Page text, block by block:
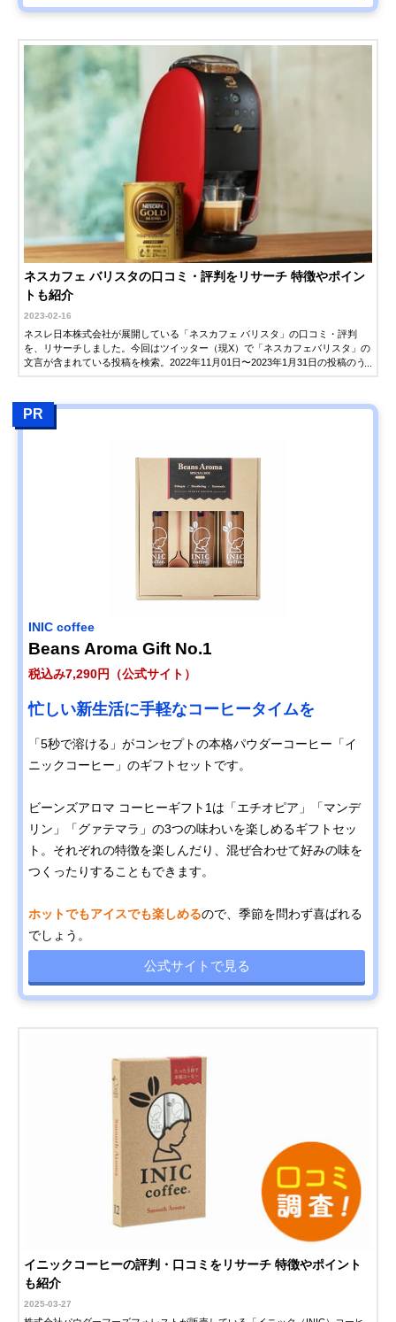
ネスカフェ バリスタの口コミ・評判をリサーチ 特徴やポイン
トも紹介
2023-02-16
ネスレ日本株式会社が展開している「ネスカフェ バリスタ」の口コミ・評判
を、リサーチしました。今回はツイッター（現X）で「ネスカフェバリスタ」の
文言が含まれている投稿を検索。2022年11月01日〜2023年1月31日の投稿のう
にしてください。
PR
INIC coffee
Beans Aroma Gift No.1
税込み7,290円（公式サイト）
忙しい新生活に手軽なコーヒータイムを
「5秒で溶ける」がコンセプトの本格パウダーコーヒー「イ
ニックコーヒー」のギフトセットです。
ビーンズアロマ コーヒーギフト1は「エチオピア」「マンデ
リン」「グァテマラ」の3つの味わいを楽しめるギフトセッ
ト。それぞれの特徴を楽しんだり、混ぜ合わせて好みの味を
つくったりすることもできます。
ホットでもアイスでも楽しめるので、季節を問わず喜ばれる
でしょう。
公式サイトで見る
イニックコーヒーの評判・口コミをリサーチ 特徴やポイント
も紹介
2025-03-27